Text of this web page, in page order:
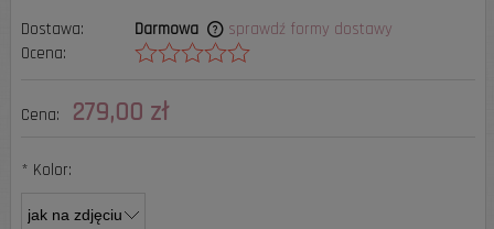
Dostawa: Darmowa
Cena nie zawiera ewentualnych kosztów płatności
sprawdź formy dostawy
Ocena:
Cena: 279,00 zł
* Kolor: